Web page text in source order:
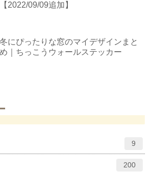
【2022/09/09追加】
冬にぴったりな窓のマイデザインまと
め｜ちっこうウォールステッカー
9
200